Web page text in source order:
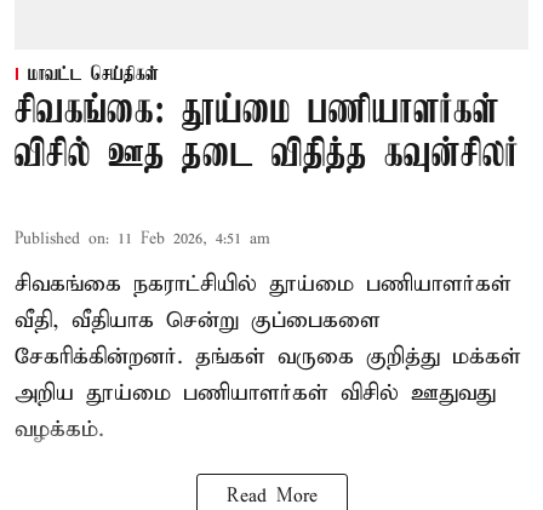
மாவட்ட செய்திகள்
சிவகங்கை: தூய்மை பணியாளர்கள்
விசில் ஊத தடை விதித்த கவுன்சிலர்
Published on: 11 Feb 2026, 4:51 am
சிவகங்கை நகராட்சியில் தூய்மை பணியாளர்கள்
வீதி, வீதியாக சென்று குப்பைகளை
சேகரிக்கின்றனர். தங்கள் வருகை குறித்து மக்கள்
அறிய தூய்மை பணியாளர்கள் விசில் ஊதுவது
வழக்கம்.
Read More